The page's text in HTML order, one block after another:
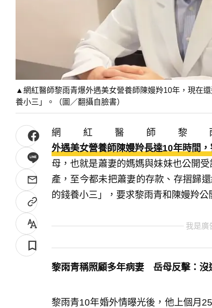
▲網紅醫師黎雨青爆外遇美女營養師陳嫚羚10年，現在
養小三」。（圖／翻攝自臉書）
網紅醫師黎
外遇美女營養師陳嫚羚長達10年時間
母，也就是蕭妻的媽媽與妹妹也公開
產，至今都未把蕭妻的存款、存摺歸
的錢養小三」，要求黎雨青和陳嫚羚公
我是廣
黎雨青稱照顧多年病妻 岳母反擊：沒
黎雨青10年婚外情曝光後，他上個月